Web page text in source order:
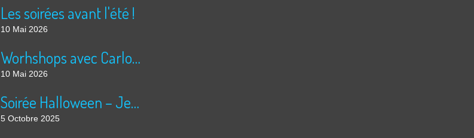
Les soirées avant l'été !
10 Mai 2026
Worhshops avec Carlos & Orhiane 2026
10 Mai 2026
Soirée Halloween – Jeudi 16 Octobre 2025
5 Octobre 2025